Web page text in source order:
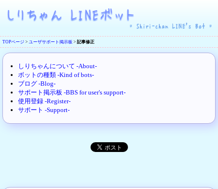
TOPページ > ユーザサポート掲示板 > 記事修正
しりちゃんについて -About-
ボットの種類 -Kind of bots-
ブログ -Blog-
サポート掲示板 -BBS for user's support-
使用登録 -Register-
サポート -Support-